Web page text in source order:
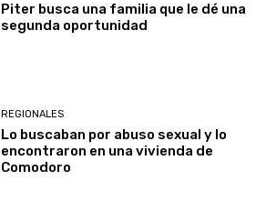
Piter busca una familia que le dé una
segunda oportunidad
REGIONALES
Lo buscaban por abuso sexual y lo
encontraron en una vivienda de
Comodoro